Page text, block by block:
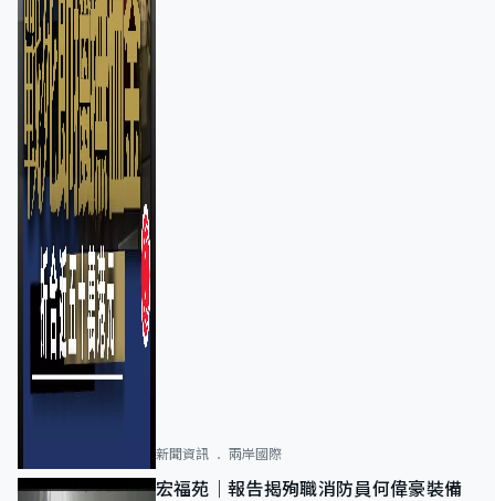
新聞資訊 兩岸國際
宏福苑｜報告揭殉職消防員何偉豪裝備